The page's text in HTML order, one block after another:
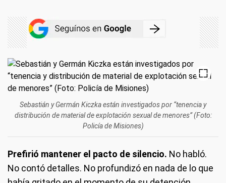
Sebastián y Germán Kiczka están investigados por “tenencia y
distribución de material de explotación sexual de menores” (Foto:
Policía de Misiones)
Prefirió mantener el pacto de silencio. No habló.
No contó detalles. No profundizó en nada de lo que